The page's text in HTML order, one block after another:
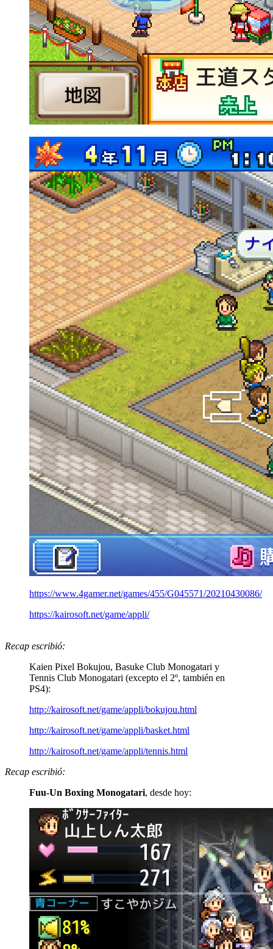
https://www.4gamer.net/games/455/G045571/20210430086/
https://kairosoft.net/game/appli/
Recap escribió:
Kaien Pixel Bokujou, Basuke Club Monogatari y
Tennis Club Monogatari (excepto el 2º, también en
PS4):
http://kairosoft.net/game/appli/bokujou.html
http://kairosoft.net/game/appli/basket.html
http://kairosoft.net/game/appli/tennis.html
Recap escribió:
Fuu-Un Boxing Monogatari, desde hoy: